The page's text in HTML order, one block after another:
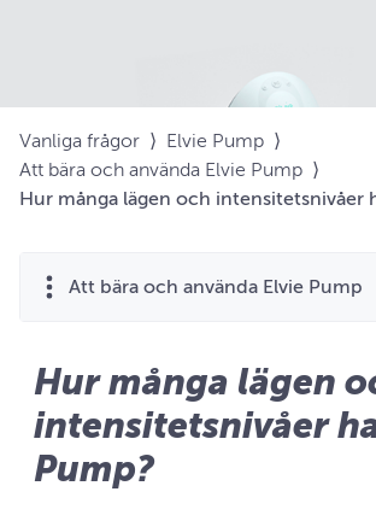
Vanliga frågor ⟩ Elvie Pump ⟩
Att bära och använda Elvie Pump ⟩
Hur många lägen och intensitetsnivåer
Att bära och använda Elvie Pump
Hur många lägen
intensitetsnivåer
Pump?